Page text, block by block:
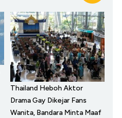
Thailand Heboh Aktor
Drama Gay Dikejar Fans
Wanita, Bandara Minta Maaf